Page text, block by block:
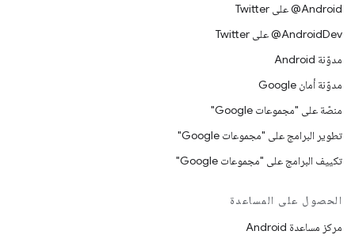
‎@Android على Twitter
‎@AndroidDev على Twitter
مدوّنة Android
مدوّنة أمان Google
منصّة على "مجموعات Google"
تطوير البرامج على "مجموعات Google"
تكييف البرامج على "مجموعات Google"
الحصول على المساعدة
مركز مساعدة Android